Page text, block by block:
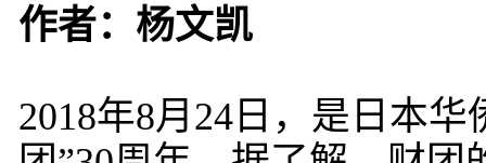
作者：杨文凯
2018年8月24日，是日本